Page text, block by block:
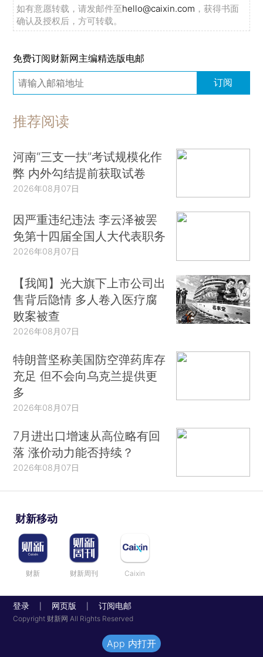
如有意愿转载，请发邮件至hello@caixin.com ，获得书面
确认及授权后，方可转载。
免费订阅财新网主编精选版电邮
订阅
推荐阅读
河南“三支一扶”考试规模化作
弊 内外勾结提前获取试卷
2026年08月07日
因严重违纪违法 李云泽被罢
免第十四届全国人大代表职务
2026年08月07日
【我闻】光大旗下上市公司出
售背后隐情 多人卷入医疗腐
败案被查
2026年08月07日
特朗普坚称美国防空弹药库存
充足 但不会向乌克兰提供更
多
2026年08月07日
7月进出口增速从高位略有回
落 涨价动力能否持续？
2026年08月07日
财新移动
财新 财新周刊 Caixin
登录 网页版 订阅电邮
Copyright 财新网 All Rights Reserved
App 内打开